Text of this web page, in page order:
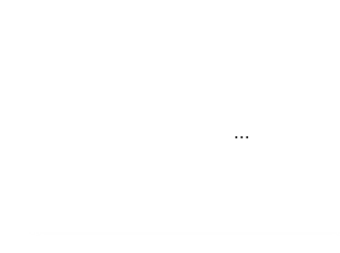
...